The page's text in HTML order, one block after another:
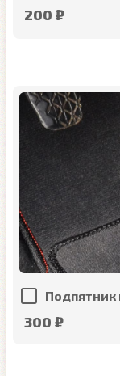
200 ₽
Подпятник
300 ₽